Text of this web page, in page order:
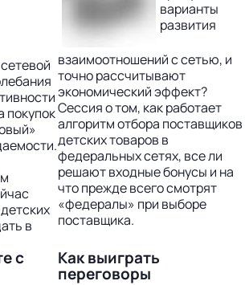
покупок
в
варианты
развития
взаимоотношений с сетью, и
точно рассчитывают
экономический эффект?
Сессия о том, как работает
алгоритм отбора поставщиков
детских товаров в
федеральных сетях, все ли
решают входные бонусы и на
что прежде всего смотрят
«федералы» при выборе
поставщика.
с Как выиграть
переговоры